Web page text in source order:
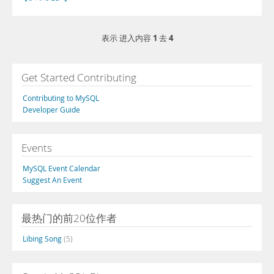
表示 进入内容 1 去4
Get Started Contributing
Contributing to MySQL
Developer Guide
Events
MySQL Event Calendar
Suggest An Event
最热门的前20位作者
Libing Song(5)